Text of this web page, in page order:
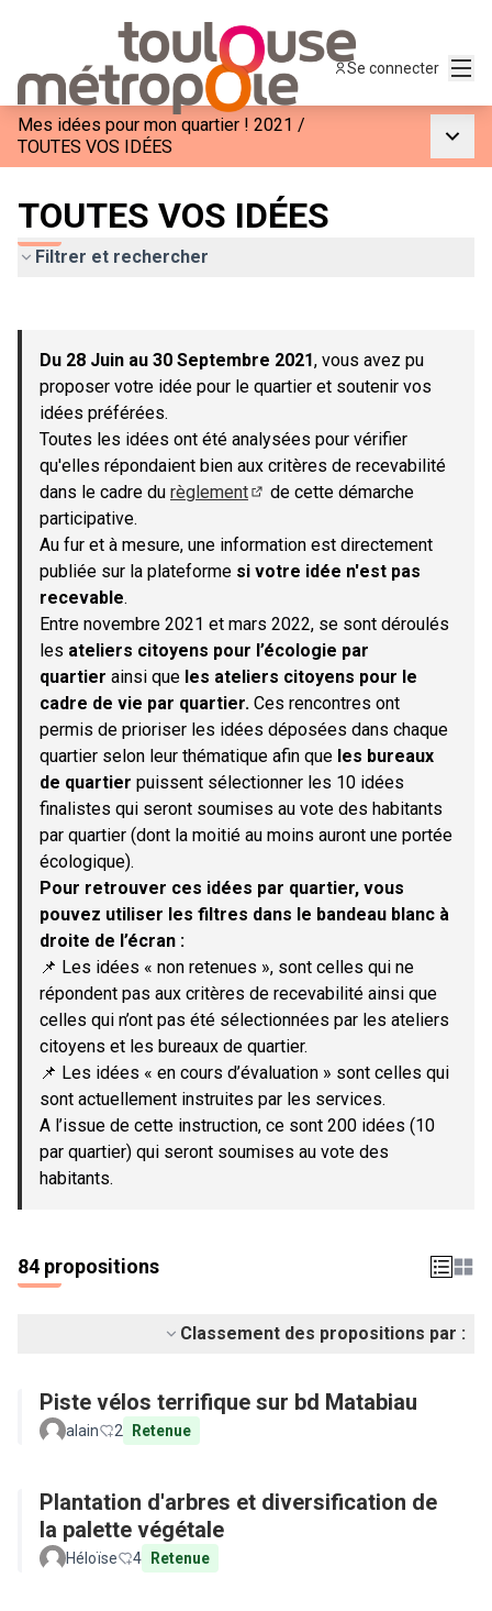
Se connecter
Mes idées pour mon quartier ! 2021 /
TOUTES VOS IDÉES
TOUTES VOS IDÉES
Filtrer et rechercher
−
Du 28 Juin au 30 Septembre 2021, vous avez pu
proposer votre idée pour le quartier et soutenir vos
idées préférées.
Toutes les idées ont été analysées pour vérifier
qu'elles répondaient bien aux critères de recevabilité
dans le cadre du règlement
de cette démarche
participative.
Au fur et à mesure, une information est directement
publiée sur la plateforme si votre idée n'est pas
recevable.
Entre novembre 2021 et mars 2022, se sont déroulés
les ateliers citoyens pour l’écologie par
quartier ainsi que les ateliers citoyens pour le
cadre de vie par quartier. Ces rencontres ont
permis de prioriser les idées déposées dans chaque
quartier selon leur thématique afin que les bureaux
de quartier puissent sélectionner les 10 idées
finalistes qui seront soumises au vote des habitants
par quartier (dont la moitié au moins auront une portée
écologique).
Pour retrouver ces idées par quartier, vous
pouvez utiliser les filtres dans le bandeau blanc à
droite de l’écran :
📌 Les idées « non retenues », sont celles qui ne
répondent pas aux critères de recevabilité ainsi que
celles qui n’ont pas été sélectionnées par les ateliers
citoyens et les bureaux de quartier.
📌 Les idées « en cours d’évaluation » sont celles qui
sont actuellement instruites par les services.
A l’issue de cette instruction, ce sont 200 idées (10
par quartier) qui seront soumises au vote des
habitants.
84 propositions
Classement des propositions par :
Piste vélos terrifique sur bd Matabiau
alain 2 Retenue
Plantation d'arbres et diversification de
la palette végétale
Héloïse 4 Retenue